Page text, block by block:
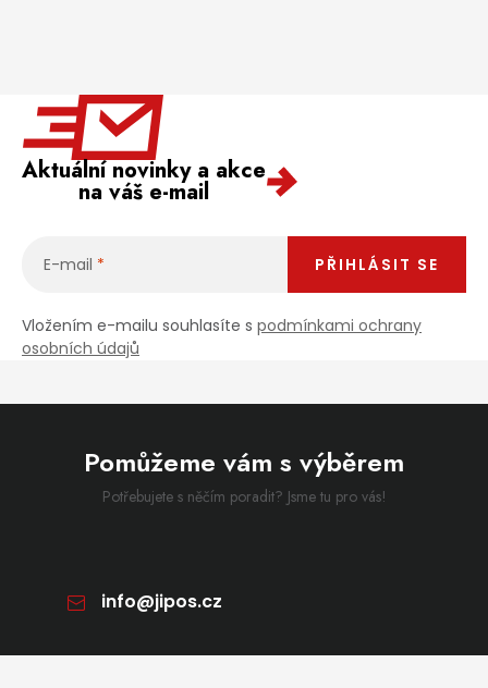
Aktuální novinky a akce
na váš e-mail
E-mail
Vložením e-mailu souhlasíte s podmínkami ochrany
osobních údajů
PŘIHLÁSIT SE
Pomůžeme vám s výběrem
Potřebujete s něčím poradit? Jsme tu pro vás!
info@jipos.cz